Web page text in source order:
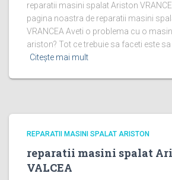
reparatii masini spalat Ariston
pagina noastra de reparatii masini
VRANCEA Aveti o problema cu o
ariston? Tot ce trebuie sa faceti este
Citește mai mult
REPARATII MASINI SPALAT ARISTON
reparatii masini spalat
VALCEA